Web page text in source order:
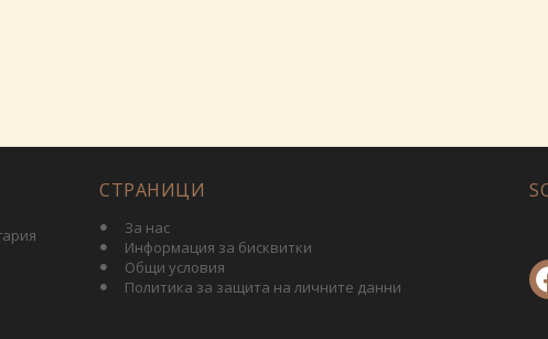
СТРАНИЦИ
За нас
Информация за бисквитки
Общи условия
Политика за защита на личните данни